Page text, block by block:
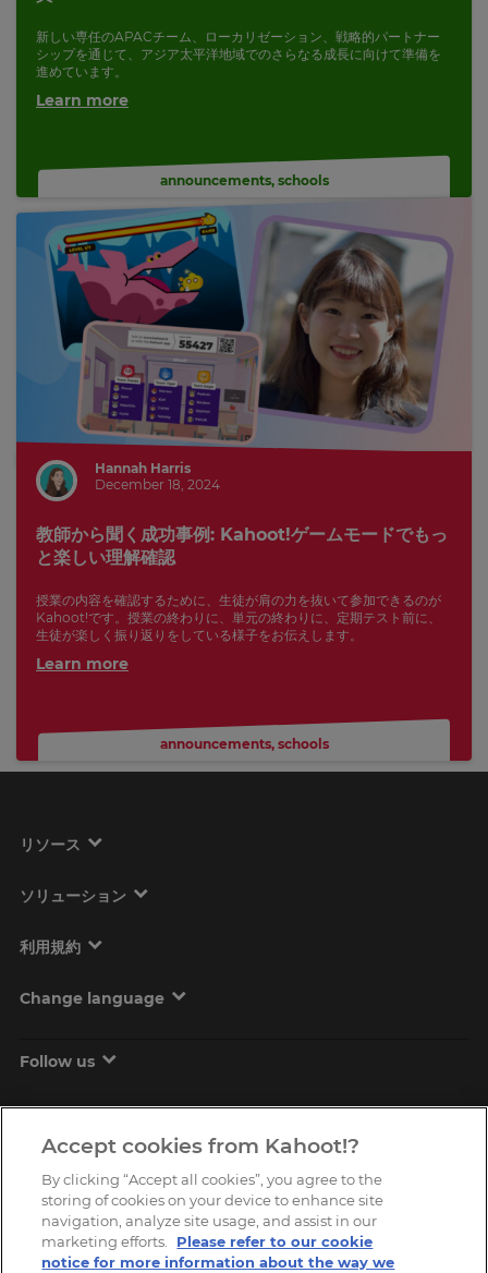
新しい専任のAPACチーム、ローカリゼーション、戦略的パートナー
シップを通じて、アジア太平洋地域でのさらなる成長に向けて準備を
進めています。
Learn more
announcements, schools
Hannah Harris
December 18, 2024
教師から聞く成功事例: Kahoot!ゲームモードでもっ
と楽しい理解確認
授業の内容を確認するために、生徒が肩の力を抜いて参加できるのが
Kahoot!です。授業の終わりに、単元の終わりに、定期テスト前に、
生徒が楽しく振り返りをしている様子をお伝えします。
Learn more
announcements, schools
リソース
ソリューション
利用規約
Change language
Follow us
Copyright © 2026, Kahoot! All Rights Reserved.
Accept cookies from Kahoot!?
By clicking “Accept all cookies”, you agree to the
storing of cookies on your device to enhance site
navigation, analyze site usage, and assist in our
marketing efforts.
Please refer to our cookie
notice for more information about the way we